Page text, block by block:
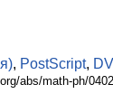
, PostScript, DVI
abs/math-ph/